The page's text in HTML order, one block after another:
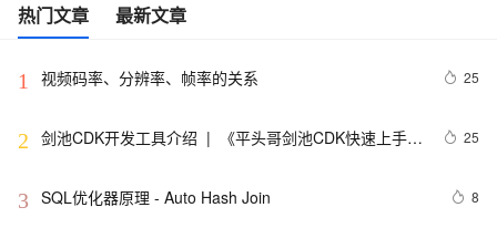
热门文章 最新文章
1 视频码率、分辨率、帧率的关系 25
2 剑池CDK开发工具介绍  |  《平头哥剑池CDK快速上手指
25
3 SQL优化器原理 - Auto Hash Join 8